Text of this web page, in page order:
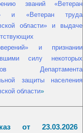
званий «Ветеран
и «Ветеран труда
области» и выдаче
и признании
силу некоторых
Департамента
защиты населения
области»
от 23.03.2026